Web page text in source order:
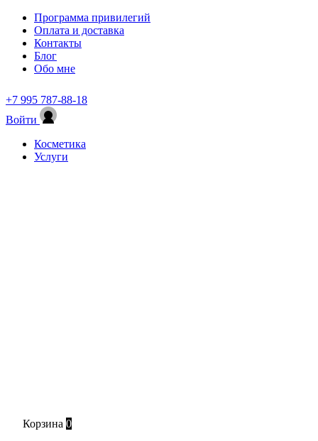
Программа привилегий
Оплата и доставка
Контакты
Блог
Обо мне
+7 995 787-88-18
Войти
Косметика
Услуги
Корзина 0